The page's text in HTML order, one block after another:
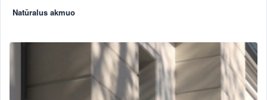
Natūralus akmuo